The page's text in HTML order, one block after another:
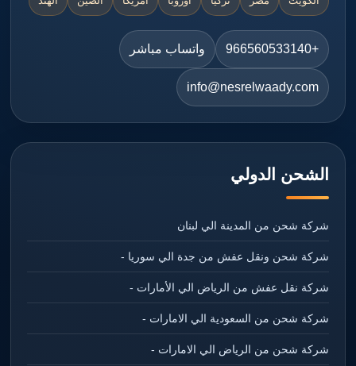
+966560533140 واتساب مباشر
info@nesrelwaady.com
الشحن الدولي
شركة شحن من المدينة الي لبنان
شركة شحن ونقل عفش من جدة الي سوريا -
شركة نقل عفش من الرياض الي الأمارات -
شركة شحن من السعودية الي الامارات -
شركة شحن من الرياض الي الامارات -